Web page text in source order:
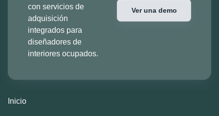
con servicios de
adquisición
integrados para
diseñadores de
interiores ocupados.
Ver una demo
Inicio